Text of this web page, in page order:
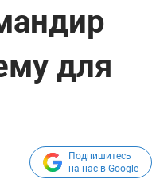
для
Подпишитесь
на нас в Google